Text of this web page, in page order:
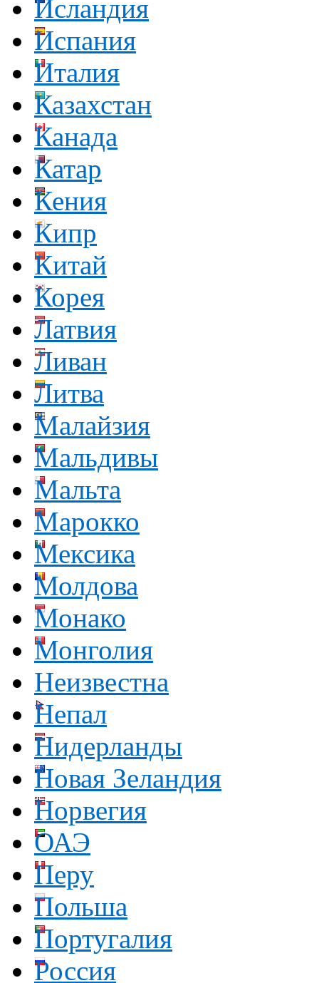
Исландия
Испания
Италия
Казахстан
Канада
Катар
Кения
Кипр
Китай
Корея
Латвия
Ливан
Литва
Малайзия
Мальдивы
Мальта
Марокко
Мексика
Молдова
Монако
Монголия
Неизвестна
Непал
Нидерланды
Новая Зеландия
Норвегия
ОАЭ
Перу
Польша
Португалия
Россия